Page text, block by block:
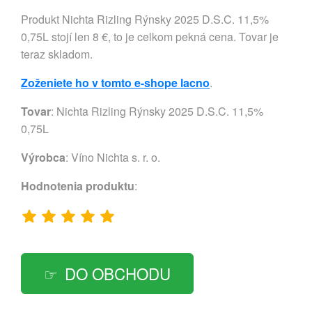
Produkt Nichta Rizling Rýnsky 2025 D.S.C. 11,5%
0,75L stojí len 8 €, to je celkom pekná cena. Tovar je
teraz skladom.
Zoženiete ho v tomto e-shope lacno.
Tovar: Nichta Rizling Rýnsky 2025 D.S.C. 11,5%
0,75L
Výrobca: Víno Nichta s. r. o.
Hodnotenia produktu:
DO OBCHODU